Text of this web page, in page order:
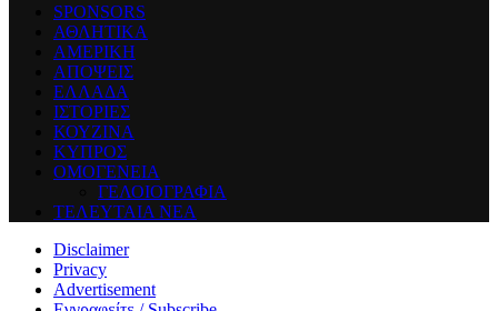
SPONSORS
ΑΘΛΗΤΙΚΑ
ΑΜΕΡΙΚΗ
ΑΠΟΨΕΙΣ
ΕΛΛΑΔΑ
ΙΣΤΟΡΙΕΣ
ΚΟΥΖΙΝΑ
ΚΥΠΡΟΣ
ΟΜΟΓΕΝΕΙΑ
ΓΕΛΟΙΟΓΡΑΦΙΑ
ΤΕΛΕΥΤΑΙΑ ΝΕΑ
Disclaimer
Privacy
Advertisement